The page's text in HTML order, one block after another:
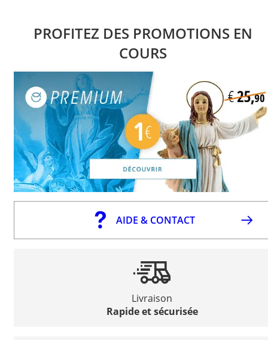
PROFITEZ DES PROMOTIONS EN
COURS
AIDE & CONTACT
Livraison
Rapide et sécurisée